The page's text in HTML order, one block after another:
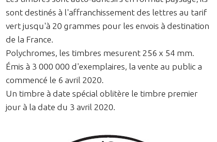
sont destinés à l'affranchissement des lettres au tarif
vert jusqu'à 20 grammes pour les envois à destination
de la France.
Polychromes, les timbres mesurent 256 x 54 mm.
Émis à 3 000 000 d'exemplaires, la vente au public a
commencé le 6 avril 2020.
Un timbre à date spécial oblitère le timbre premier
jour à la date du 3 avril 2020.